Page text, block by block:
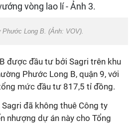
Long B. (Ảnh: VOV).
được đầu tư bởi Sagri trên khu
Phước Long B, quận 9, với
mức đầu tư 817,5 tỉ đồng.
Sagri đã không thuê Công ty
nhượng dự án này cho Tổng